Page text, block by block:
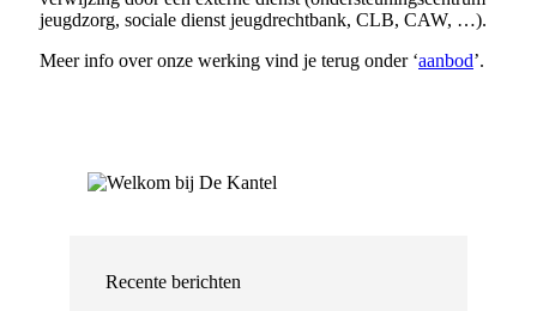
jeugdzorg, sociale dienst jeugdrechtbank, CLB, CAW, …).
Meer info over onze werking vind je terug onder ‘aanbod’.
Recente berichten